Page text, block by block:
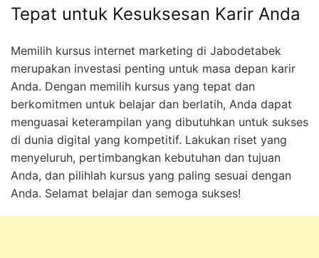
Tepat untuk Kesuksesan Karir Anda
Memilih kursus internet marketing di Jabodetabek
merupakan investasi penting untuk masa depan karir
Anda. Dengan memilih kursus yang tepat dan
berkomitmen untuk belajar dan berlatih, Anda dapat
menguasai keterampilan yang dibutuhkan untuk sukses
di dunia digital yang kompetitif. Lakukan riset yang
menyeluruh, pertimbangkan kebutuhan dan tujuan
Anda, dan pilihlah kursus yang paling sesuai dengan
Anda. Selamat belajar dan semoga sukses!